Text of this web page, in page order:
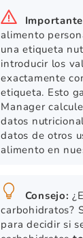
alimento
una etiqueta
introducir los
exactamente
etiqueta. Esto
Manager
datos
datos de otros
alimento en
Consejo:
carbohidratos?
para decidir si